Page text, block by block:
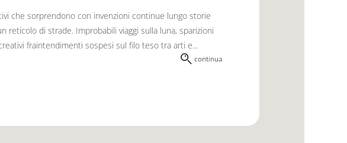
che sorprendono con invenzioni continue lungo storie
reticolo di strade. Improbabili viaggi sulla luna, sparizioni
fraintendimenti sospesi sul filo teso tra arti e...
continua